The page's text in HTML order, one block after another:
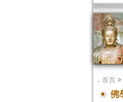
． 首頁>